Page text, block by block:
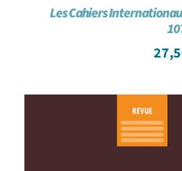
Les Cahiers